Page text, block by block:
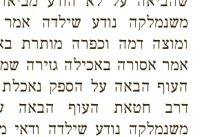
משנמלקה נודע שילדה
ומוצה דמה וכפרה מותרת
אמר אסורה באכילה גזירה
העוף הבאה על הספק נאכלת
דרב חטאת העוף הבאה
משנמלקה נודע שילדה ודאי